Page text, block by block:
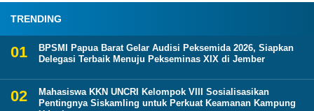
TRENDING
BPSMI Papua Barat Gelar Audisi Peksemida 2026, Siapkan
Delegasi Terbaik Menuju Pekseminas XIX di Jember
Mahasiswa KKN UNCRI Kelompok VIII Sosialisasikan
Pentingnya Siskamling untuk Perkuat Keamanan Kampung